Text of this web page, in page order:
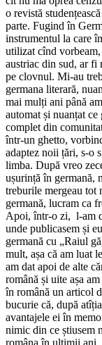
o revistă
parte. Fugind în
instrumentul la care
utilizat cînd
austriac din sud, ar fi
pe clovnul. Mi-au
germana literară,
mai mulți ani până
automat și nuanțat
complet din
într-un ghetto,
adaptez noii țări, s-o
limba. După vreo
ușurință în germană,
treburile mergeau
germană, lucram ca
Apoi, într-o zi, l-am
unde publicasem și
germană cu „Raiul
mult, așa că am luat
am dat apoi de alte
română și uite așa
în română un articol
bucurie că, după
avantajele ei în
nimic din ce știusem
româna în ultimii ani,